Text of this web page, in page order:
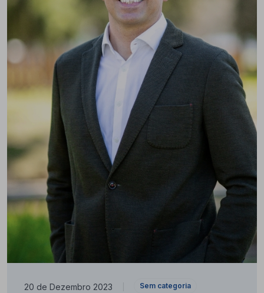
20 de Dezembro 2023 Sem categoria